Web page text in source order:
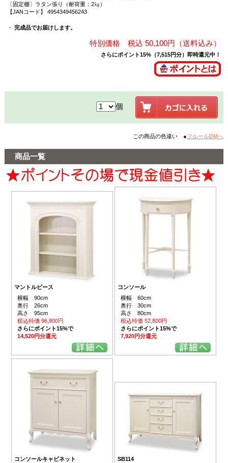
〔固定棚〕ラタン張り（耐荷重：2㎏）
【JANコード】 4954349456243
・ 完成品でお届けします。
特別価格 税込 50,100円（送料込み）
さらにポイント15%（7,515円分）即時還元中！
個
この商品の色違い ●フルールDMへ
商品一覧
マントルピース
横幅 90cm
奥行 26cm
高さ 95cm
税込特価 96,800円
さらにポイント15%で
14,520円分還元
コンソール
横幅 60cm
奥行 30cm
高さ 80cm
税込特価 52,800円
さらにポイント15%で
7,920円分還元
コンソールキャビネット
SB114